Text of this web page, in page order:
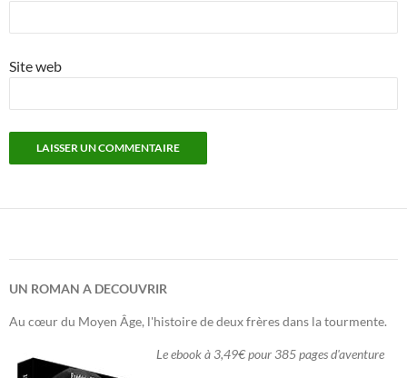
Site web
UN ROMAN A DECOUVRIR
Au cœur du Moyen Âge, l'histoire de deux frères dans la tourmente.
Le ebook à 3,49€ pour 385 pages d'aventure